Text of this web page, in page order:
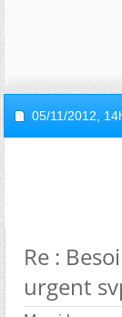
05/11/2012,
Re :
urgent